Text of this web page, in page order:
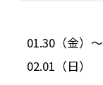
01.30（金）〜
02.01（日）